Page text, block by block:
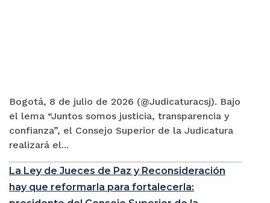
Bogotá, 8 de julio de 2026 (@Judicaturacsj). Bajo
el lema “Juntos somos justicia, transparencia y
confianza”, el Consejo Superior de la Judicatura
realizará el...
La Ley de Jueces de Paz y Reconsideración
hay que reformarla para fortalecerla: